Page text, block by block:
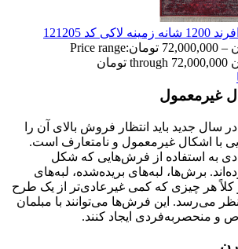
کد 121205
–
72,000,000 تومانPrice range:
غیرمعمول
سال جدید باید انتظار فروش بالای آن را
با اشکال غیرمعمول و نامتعارف است.
به استفاده از فرش‌هایی که شکل
برش‌ها، لبه‌های بریده‌شده، لبه‌های
کلاً هر چیزی که کمی غیرعادی‌تر از یک طرح
می‌رسد. این فرش‌ها می‌توانند با مبلمان
و منحصربه‌فردی ایجاد کنند.